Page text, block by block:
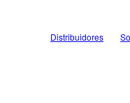
Distribuidores